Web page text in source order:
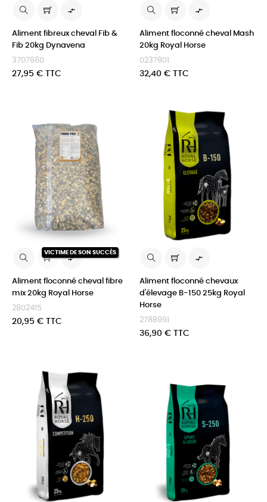

Aliment fibreux cheval Fib &
Fib 20kg Dynavena
3707660
Prix
27,95 € TTC

Aliment floconné cheval Mash
20kg Royal Horse
0237801
Prix
32,40 € TTC
VICTIME DE SON SUCCÈS

Aliment floconné cheval fibre
mix 20kg Royal Horse
2802415
Prix
20,95 € TTC

Aliment floconné chevaux
d'élevage B-150 25kg Royal
Horse
2788991
Prix
36,90 € TTC